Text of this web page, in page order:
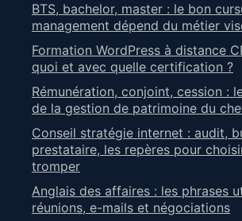
BTS, bachelor, master : le bon
management dépend du métier
Formation WordPress à distance
quoi et avec quelle certification ?
Rémunération, conjoint, cession :
de la gestion de patrimoine du
Conseil stratégie internet : audit,
prestataire, les repères pour
tromper
Anglais des affaires : les phrases
réunions, e-mails et négociations